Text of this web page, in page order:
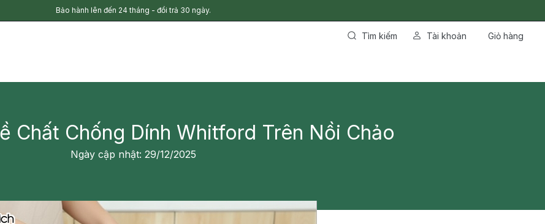
Bảo hành lên đến 24 tháng - đổi trả 30 ngày.
Tìm kiếm Tài khoản Giỏ hàng
Chất Chống Dính Whitford Trên Nồi Chảo
Ngày cập nhật: 29/12/2025